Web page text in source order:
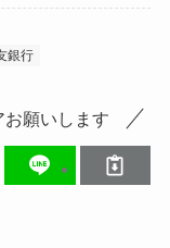
銀行
願いします